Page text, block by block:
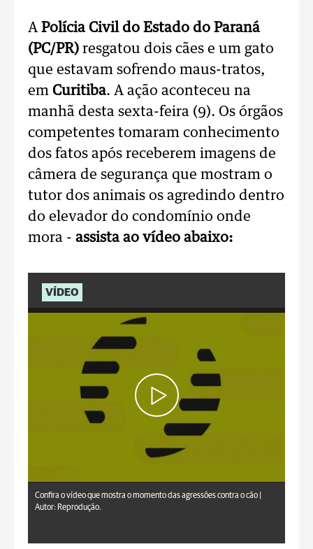
A Polícia Civil do Estado do Paraná
(PC/PR) resgatou dois cães e um gato
que estavam sofrendo maus-tratos,
em Curitiba. A ação aconteceu na
manhã desta sexta-feira (9). Os órgãos
competentes tomaram conhecimento
dos fatos após receberem imagens de
câmera de segurança que mostram o
tutor dos animais os agredindo dentro
do elevador do condomínio onde
mora - assista ao vídeo abaixo:
VÍDEO
Confira o vídeo que mostra o momento das agressões contra o cão |
Autor: Reprodução.